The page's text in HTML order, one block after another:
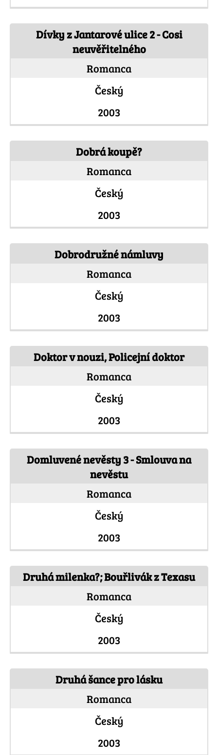
Dívky z Jantarové ulice 2 - Cosi
neuvěřitelného
Romanca
Český
2003
Dobrá koupě?
Romanca
Český
2003
Dobrodružné námluvy
Romanca
Český
2003
Doktor v nouzi, Policejní doktor
Romanca
Český
2003
Domluvené nevěsty 3 - Smlouva na
nevěstu
Romanca
Český
2003
Druhá milenka?; Bouřlivák z Texasu
Romanca
Český
2003
Druhá šance pro lásku
Romanca
Český
2003